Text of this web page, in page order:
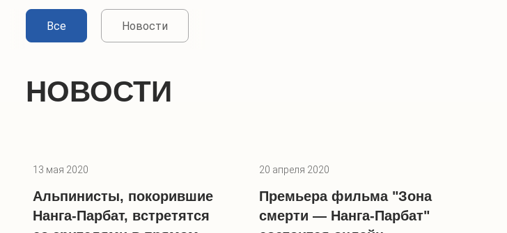
Все Новости
НОВОСТИ
13 мая 2020
Альпинисты, покорившие
Нанга-Парбат, встретятся
20 апреля 2020
Премьера фильма "Зона
смерти — Нанга-Парбат"